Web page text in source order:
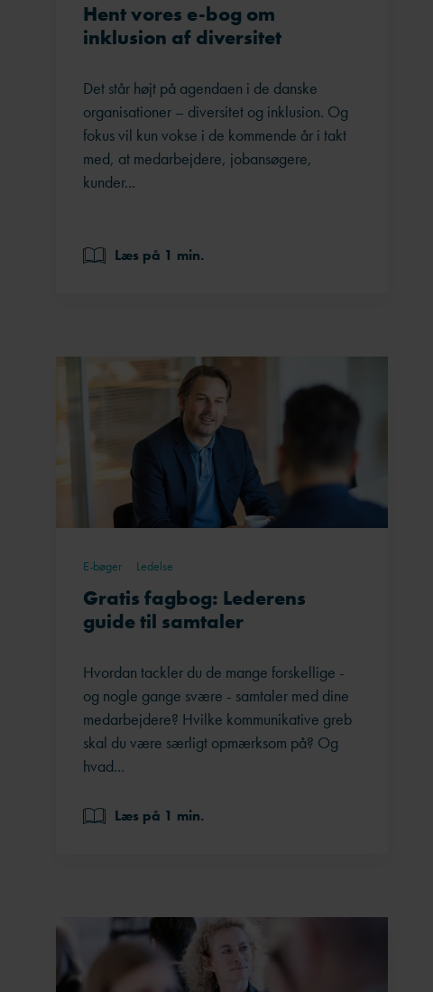
Hent vores e-bog om
inklusion af diversitet
Det står højt på agendaen i de danske
organisationer – diversitet og inklusion. Og
fokus vil kun vokse i de kommende år i takt
med, at medarbejdere, jobansøgere,
kunder...
Læs på 1 min.
E-bøger Ledelse
Gratis fagbog: Lederens
guide til samtaler
Hvordan tackler du de mange forskellige -
og nogle gange svære - samtaler med dine
medarbejdere? Hvilke kommunikative greb
skal du være særligt opmærksom på? Og
hvad...
Læs på 1 min.